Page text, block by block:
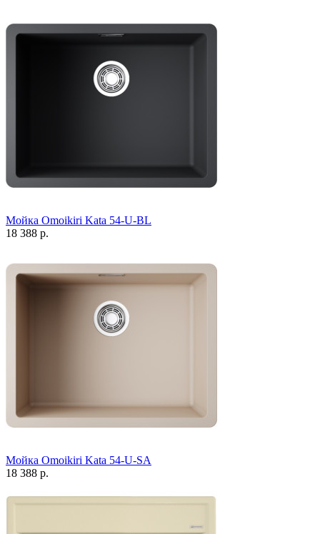
Мойка Omoikiri Kata 54-U-BL
18 388 р.
Мойка Omoikiri Kata 54-U-SA
18 388 р.